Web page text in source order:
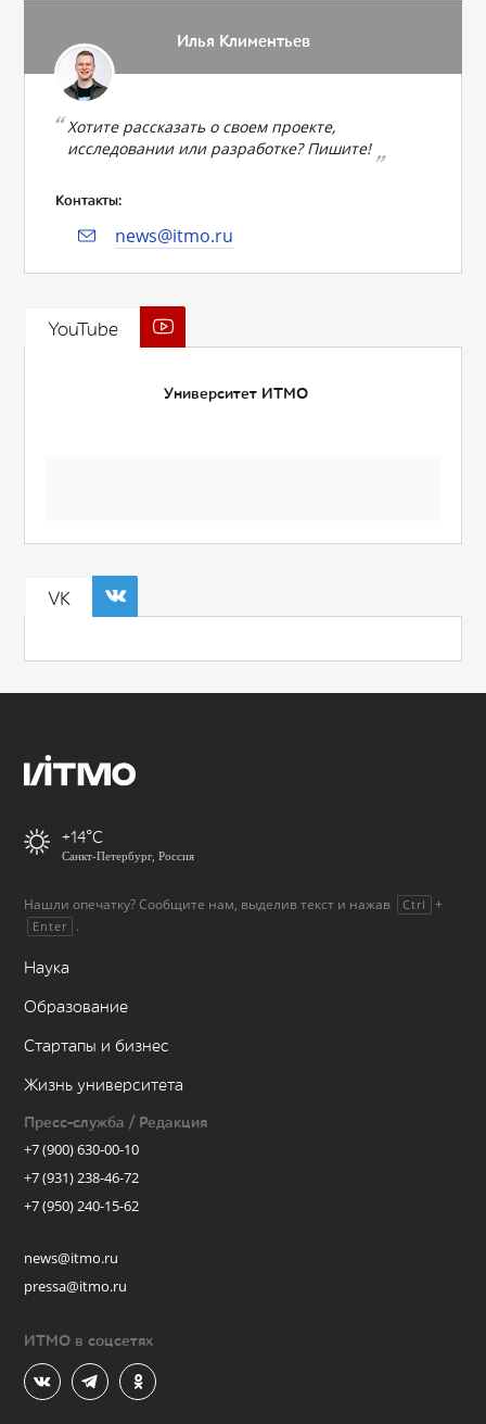
Илья Климентьев
Хотите рассказать о своем проекте,
исследовании или разработке? Пишите!
Контакты:
news@itmo.ru
YouTube
Университет ИТМО
VK
+14
Санкт-Петербург, Россия
Нашли опечатку? Сообщите нам, выделив текст и нажав Ctrl +
Enter .
Наука
Образование
Стартапы и бизнес
Жизнь университета
Пресс-служба / Редакция
+7 (900) 630-00-10
+7 (931) 238-46-72
+7 (950) 240-15-62
news@itmo.ru
pressa@itmo.ru
ИТМО в соцсетях